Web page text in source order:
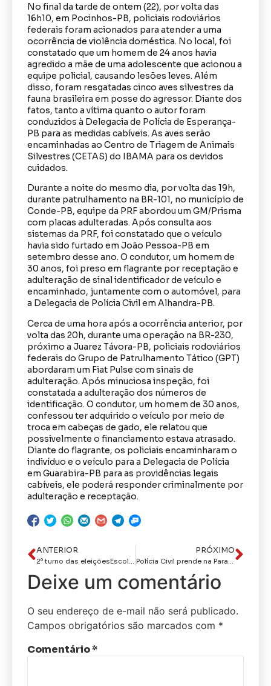
No final da tarde de ontem (22), por volta das
16h10, em Pocinhos-PB, policiais rodoviários
federais foram acionados para atender a uma
ocorrência de violência doméstica. No local, foi
constatado que um homem de 24 anos havia
agredido a mãe de uma adolescente que acionou a
equipe policial, causando lesões leves. Além
disso, foram resgatadas cinco aves silvestres da
fauna brasileira em posse do agressor. Diante dos
fatos, tanto a vítima quanto o autor foram
conduzidos à Delegacia de Polícia de Esperança-
PB para as medidas cabíveis. As aves serão
encaminhadas ao Centro de Triagem de Animais
Silvestres (CETAS) do IBAMA para os devidos
cuidados.
Durante a noite do mesmo dia, por volta das 19h,
durante patrulhamento na BR-101, no município de
Conde-PB, equipe da PRF abordou um GM/Prisma
com placas adulteradas. Após consulta aos
sistemas da PRF, foi constatado que o veículo
havia sido furtado em João Pessoa-PB em
setembro desse ano. O condutor, um homem de
30 anos, foi preso em flagrante por receptação e
adulteração de sinal identificador de veículo e
encaminhado, juntamente com o automóvel, para
a Delegacia de Polícia Civil em Alhandra-PB.
Cerca de uma hora após a ocorrência anterior, por
volta das 20h, durante uma operação na BR-230,
próximo a Juarez Távora-PB, policiais rodoviários
federais do Grupo de Patrulhamento Tático (GPT)
abordaram um Fiat Pulse com sinais de
adulteração. Após minuciosa inspeção, foi
constatada a adulteração dos números de
identificação. O condutor, um homem de 30 anos,
confessou ter adquirido o veículo por meio de
troca em cabeças de gado, ele relatou que
possivelmente o financiamento estava atrasado.
Diante do flagrante, os policiais encaminharam o
indivíduo e o veículo para a Delegacia de Polícia
em Guarabira-PB para as providências legais
cabíveis, ele poderá responder criminalmente por
adulteração e receptação.
ANTERIOR PRÓXIMO
Deixe um comentário
O seu endereço de e-mail não será publicado.
Campos obrigatórios são marcados com *
Comentário*